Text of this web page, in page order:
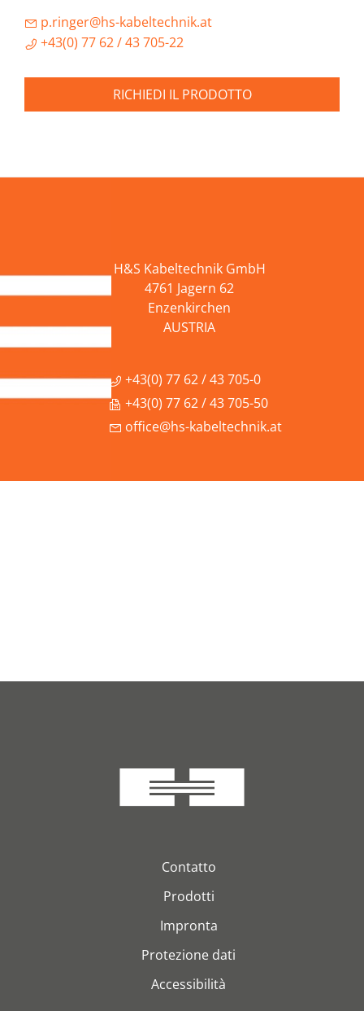
p.ringer@hs-kabeltechnik.at
+43(0) 77 62 / 43 705-22
RICHIEDI IL PRODOTTO
H&S Kabeltechnik GmbH
4761 Jagern 62
Enzenkirchen
AUSTRIA
+43(0) 77 62 / 43 705-0
+43(0) 77 62 / 43 705-50
office@hs-kabeltechnik.at
Contatto
Prodotti
Impronta
Protezione dati
Accessibilità